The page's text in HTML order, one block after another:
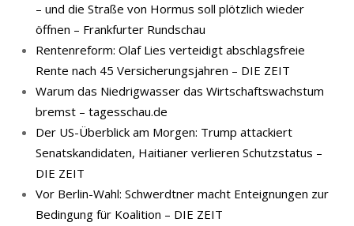
– und die Straße von Hormus soll plötzlich wieder
öffnen – Frankfurter Rundschau
Rentenreform: Olaf Lies verteidigt abschlagsfreie
Rente nach 45 Versicherungsjahren – DIE ZEIT
Warum das Niedrigwasser das Wirtschaftswachstum
bremst – tagesschau.de
Der US-Überblick am Morgen: Trump attackiert
Senatskandidaten, Haitianer verlieren Schutzstatus –
DIE ZEIT
Vor Berlin-Wahl: Schwerdtner macht Enteignungen zur
Bedingung für Koalition – DIE ZEIT